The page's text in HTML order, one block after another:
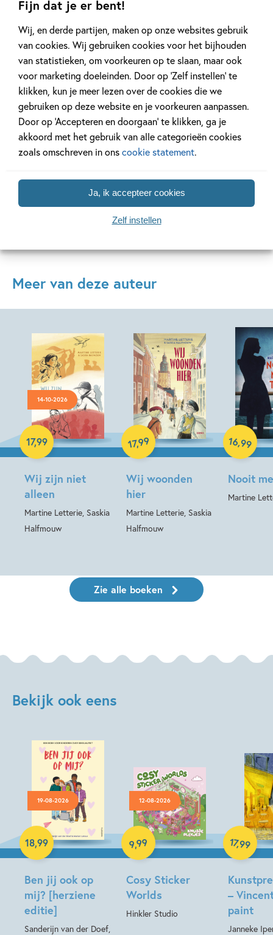
Fijn dat je er bent!
Wij, en derde partijen, maken op onze websites gebruik
van cookies. Wij gebruiken cookies voor het bijhouden
van statistieken, om voorkeuren op te slaan, maar ook
voor marketing doeleinden. Door op ‘Zelf instellen’ te
klikken, kun je meer lezen over de cookies die we
gebruiken op deze website en je voorkeuren aanpassen.
Door op ‘Accepteren en doorgaan’ te klikken, ga je
akkoord met het gebruik van alle categorieën cookies
zoals omschreven in onscookie statement.
Ja, ik accepteer cookies
Zelf instellen
14 SEPTEMBER 2025
Ons Kinderpanel leest: ‘De
blauwevinvistemster’
Lees meer
12 MAART 2025
Ben jij al
Bekijk alle artikelen
Meer van deze auteur
14-10-2026
Wij zijn niet
alleen
Martine Letterie, Saskia
Halfmouw
17,99
Hardcover
Wij woonden
hier
Martine Letterie, Saskia
Halfmouw
17,99
Hardcover
Nooit
Martine
16,99
Paperback
Zie alle boeken
Bekijk ook eens
19-08-2026
Ben jij ook op
mij? [herziene
editie]
Sanderijn van der Doef,
18,99
Hardcover
12-08-2026
Cosy Sticker
Worlds
Hinkler Studio
9,99
Paperback
–
paint
Janneke
17,99
Hardcover